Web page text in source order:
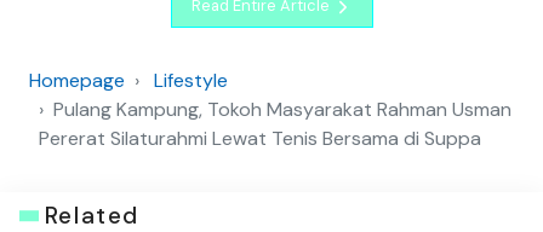
Read Entire Article
Homepage
Lifestyle
Pulang Kampung, Tokoh Masyarakat Rahman Usman
Pererat Silaturahmi Lewat Tenis Bersama di Suppa
Related